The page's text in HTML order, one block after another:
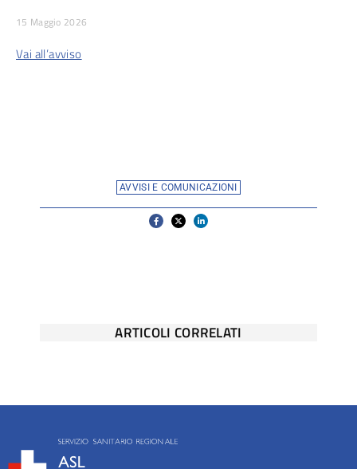
15 Maggio 2026
Vai all’avviso
AVVISI E COMUNICAZIONI
ARTICOLI CORRELATI